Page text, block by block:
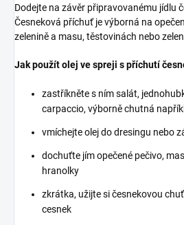
Dodejte na závěr připravovanému jídlu
Česneková příchuť je výborná na
zelenině a masu, těstovinách nebo
Jak použít olej ve spreji s příchutí
zastříkněte s ním salát,
carpaccio, výborně chutná
vmíchejte olej do dresingu nebo
dochuťte jím opečené pečivo,
hranolky
zkrátka, užijte si česnekovou
cesnek